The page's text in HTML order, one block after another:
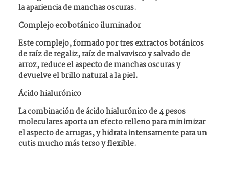
la apariencia de manchas oscuras.
Complejo ecobotánico iluminador
Este complejo, formado por tres extractos botánicos
de raíz de regaliz, raíz de malvavisco y salvado de
arroz, reduce el aspecto de manchas oscuras y
devuelve el brillo natural a la piel.
Ácido hialurónico
La combinación de ácido hialurónico de 4 pesos
moleculares aporta un efecto relleno para minimizar
el aspecto de arrugas, y hidrata intensamente para un
cutis mucho más terso y flexible.